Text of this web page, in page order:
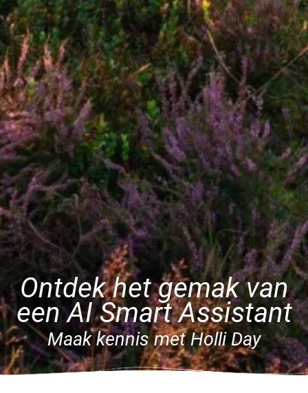
Ontdek het gemak van
een AI Smart Assistant
Maak kennis met Holli Day